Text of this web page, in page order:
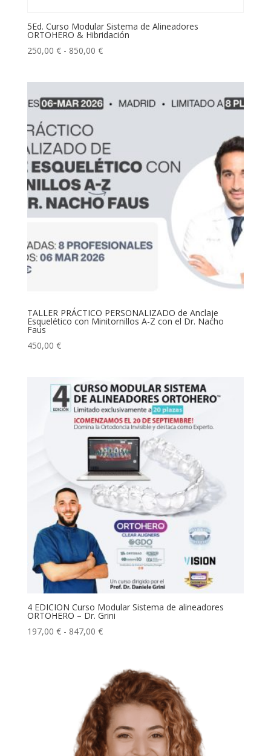
5Ed. Curso Modular Sistema de Alineadores
ORTOHERO & Hibridación
250,00 € - 850,00 €Rango
250,00 €
TALLER PRÁCTICO PERSONALIZADO de Anclaje
Esquelético con Minitornillos A-Z con el Dr. Nacho
Faus
450,00 €
4 EDICION Curso Modular Sistema de alineadores
ORTOHERO – Dr. Grini
197,00 € - 847,00 €Rango
desde
197,00 €
hasta
847,00 €